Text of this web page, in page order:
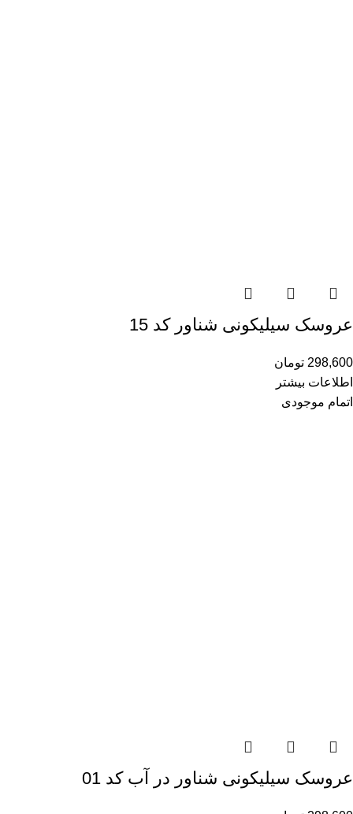
عروسک سیلیکونی شناور کد 15
298,600 تومان
اطلاعات بیشتر
اتمام موجودی
عروسک سیلیکونی شناور در آب کد 01